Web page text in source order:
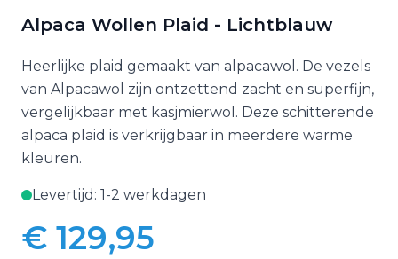
Alpaca Wollen Plaid - Lichtblauw
Heerlijke plaid gemaakt van alpacawol. De vezels
van Alpacawol zijn ontzettend zacht en superfijn,
vergelijkbaar met kasjmierwol. Deze schitterende
alpaca plaid is verkrijgbaar in meerdere warme
kleuren.
Levertijd: 1-2 werkdagen
€ 129,95